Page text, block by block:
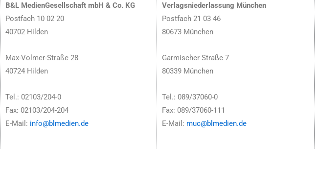
B&L MedienGesellschaft mbH & Co. KG
Postfach 10 02 20
40702 Hilden
Max-Volmer-Straße 28
40724 Hilden
Tel.: 02103/204-0
Fax: 02103/204-204
E-Mail: info@blmedien.de
Verlagsniederlassung München
Postfach 21 03 46
80673 München
Garmischer Straße 7
80339 München
Tel.: 089/37060-0
Fax: 089/37060-111
E-Mail: muc@blmedien.de